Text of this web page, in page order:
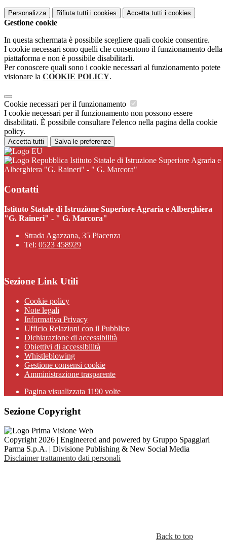
Personalizza Rifiuta tutti i cookies Accetta tutti i cookies
Gestione cookie
In questa schermata è possibile scegliere quali cookie consentire.
I cookie necessari sono quelli che consentono il funzionamento della
piattaforma e non è possibile disabilitarli.
Per conoscere quali sono i cookie necessari al funzionamento potete
visionare la COOKIE POLICY.
Cookie necessari per il funzionamento
I cookie necessari per il funzionamento non possono essere
disabilitati. È possibile consultare l'elenco nella pagina della cookie
policy.
Accetta tutti Salva le preferenze
Istituto Statale di Istruzione Superiore Agraria e
Alberghiera "G. Raineri" - " G. Marcora"
Contatti
Istituto Statale di Istruzione Superiore Agraria e Alberghiera
"G. Raineri" - " G. Marcora"
Strada Agazzana, 35 Piacenza
Tel: 0523 458929
Sezione Link Utili
Cookie policy
Note legali
Informativa Privacy
Ufficio Relazioni con il Pubblico
Dichiarazione di accessibilità
Obiettivi di accessibilità
Whistleblowing
Gestione consensi cookie
Amministrazione trasparente
Pagina visualizzata 1190 volte
Sezione Copyright
Copyright 2026 | Engineered and powered by Gruppo Spaggiari
Parma S.p.A. | Divisione Publishing & New Social Media
Disclaimer trattamento dati personali
Back to top